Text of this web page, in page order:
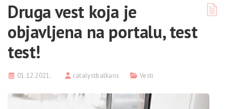
Druga vest koja je
objavljena na portalu, test
test!
01.12.2021. catalystbalkans Vesti